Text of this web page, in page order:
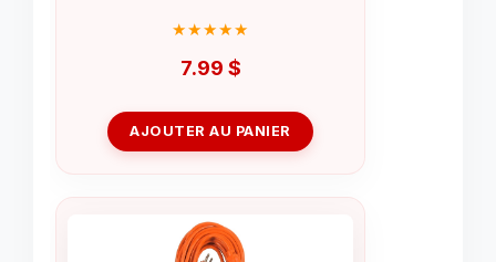
7.99 $
AJOUTER AU PANIER